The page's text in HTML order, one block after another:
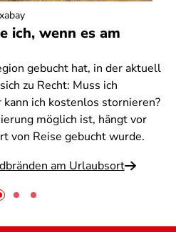
ich, wenn es am
gebucht hat, in der aktuell
zu Recht: Muss ich
ich kostenlos stornieren?
möglich ist, hängt vor
von Reise gebucht wurde.
am Urlaubsort